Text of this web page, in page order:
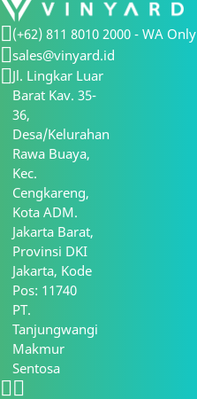
(+62) 811 8010 2000 - WA Only
sales@vinyard.id
Jl. Lingkar Luar
Barat Kav. 35-
36,
Desa/Kelurahan
Rawa Buaya,
Kec.
Cengkareng,
Kota ADM.
Jakarta Barat,
Provinsi DKI
Jakarta, Kode
Pos: 11740
PT.
Tanjungwangi
Makmur
Sentosa